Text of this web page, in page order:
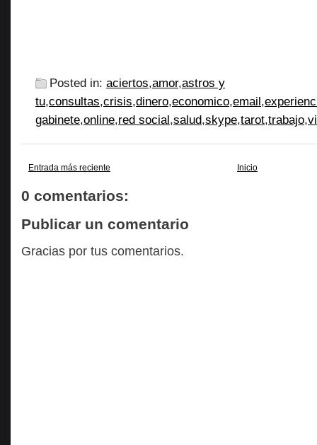
Posted in: aciertos,amor,astros y
tu,consultas,crisis,dinero,economico,email,
gabinete,online,red social,salud,skype,tarot,trabajo,
Entrada más reciente Inicio
0 comentarios:
Publicar un comentario
Gracias por tus comentarios.